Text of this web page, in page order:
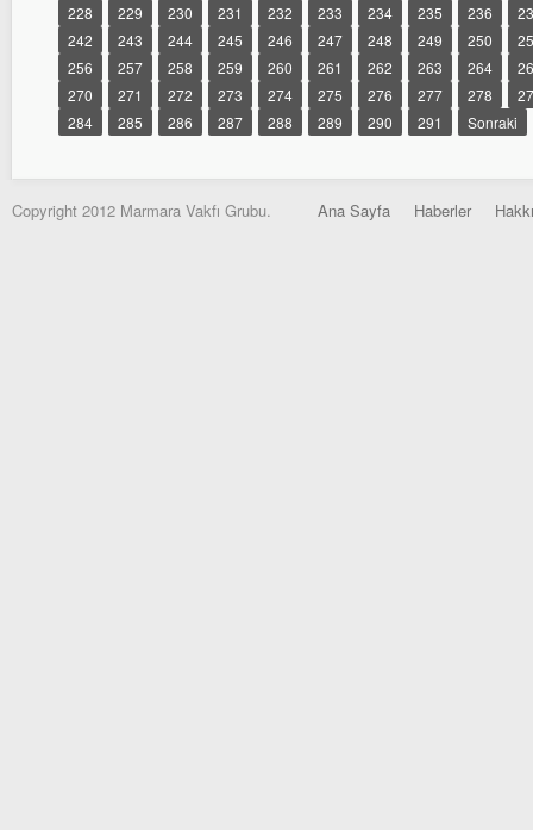
228
229 230 231 232 233 234 235 236
242
243 244 245 246 247 248 249 250
256
257 258 259 260 261 262 263 264
270
271 272 273 274 275 276 277 278
284
285 286 287 288 289 290 291 Sonraki
Copyright 2012 Marmara Vakfı Grubu. Ana Sayfa Haberler